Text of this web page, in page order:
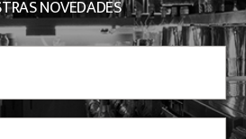
NOVEDADES